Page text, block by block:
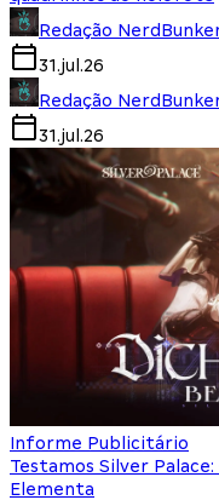
Redação
31.jul.26
Redação
31.jul.26
Informe Publicitário
Testamos Silver
Elementa